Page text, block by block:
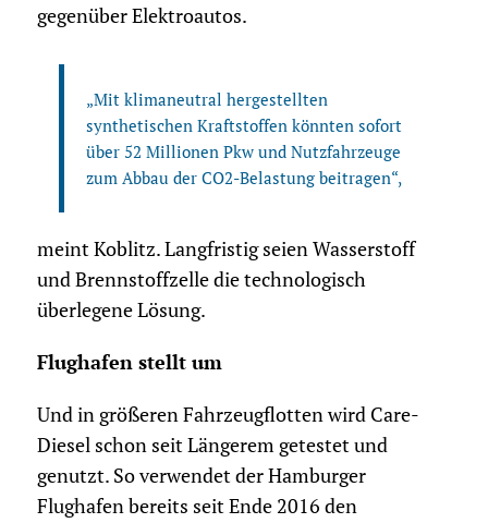
gegenüber Elektroautos.
„Mit klimaneutral hergestellten
synthetischen Kraftstoffen könnten sofort
über 52 Millionen Pkw und Nutzfahrzeuge
zum Abbau der CO2-Belastung beitragen“,
meint Koblitz. Langfristig seien Wasserstoff
und Brennstoffzelle die technologisch
überlegene Lösung.
Flughafen stellt um
Und in größeren Fahrzeugflotten wird Care-
Diesel schon seit Längerem getestet und
genutzt. So verwendet der Hamburger
Flughafen bereits seit Ende 2016 den